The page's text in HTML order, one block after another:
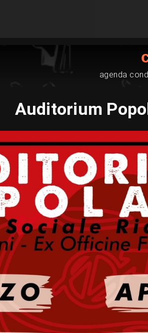
agenda
Auditorium